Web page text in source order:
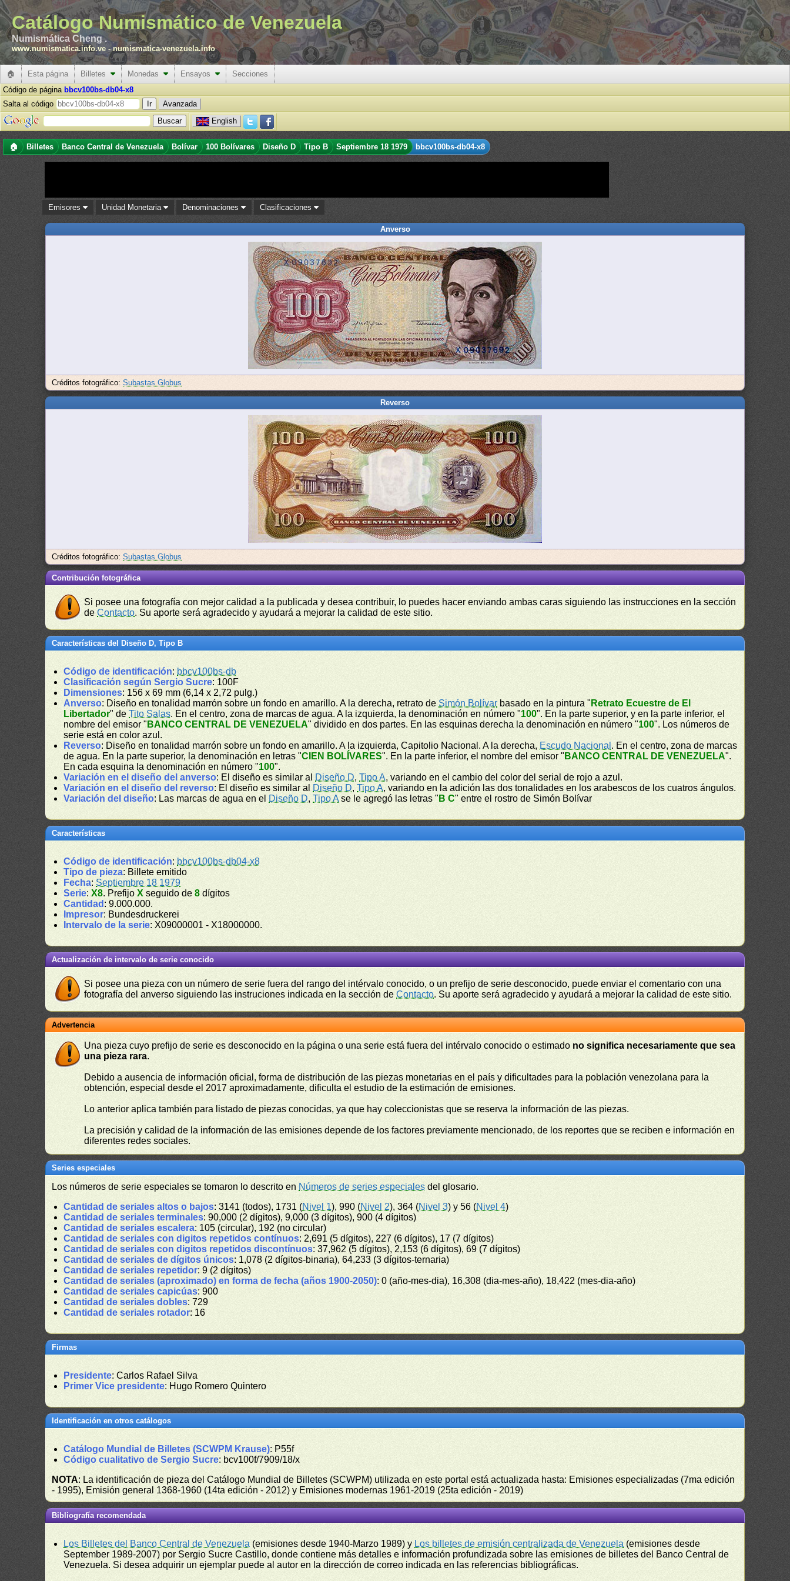
Catálogo Numismático de Venezuela
Numismática Cheng .
www.numismatica.info.ve -numismatica-venezuela.info
🏠 Esta página Billetes Monedas Ensayos
Secciones
Código de página bbcv100bs-db04-x8
Salta al código
Avanzada
English
🏠 Billetes Banco Central de Venezuela Bolívar 100 Bolívares Diseño D Tipo B Septiembre 18 1979 bbcv100bs-db04-x8
Emisores Unidad Monetaria Denominaciones Clasificaciones
Anverso
Créditos fotográfico:Subastas Globus
Reverso
Créditos fotográfico:Subastas Globus
Contribución fotográfica
Si posee una fotografía con mejor calidad a la publicada y desea contribuir, lo puedes hacer enviando ambas caras siguiendo las instrucciones en la sección
deContacto. Su aporte será agradecido y ayudará a mejorar la calidad de este sitio.
Características del Diseño D, Tipo B
Código de identificación: bbcv100bs-db
Clasificación según Sergio Sucre: 100F
Dimensiones: 156 x 69 mm (6,14 x 2,72 pulg.)
Anverso: Diseño en tonalidad marrón sobre un fondo en amarillo. A la derecha, retrato de Simón Bolívar basado en la pintura " Retrato Ecuestre de El
Libertador" deTito Salas. En el centro, zona de marcas de agua. A la izquierda, la denominación en número "100". En la parte superior, y en la parte inferior, el
nombre del emisor " BANCO CENTRAL DE VENEZUELA" dividido en dos partes. En las esquinas derecha la denominación en número "100". Los números de
serie está en color azul.
Reverso: Diseño en tonalidad marrón sobre un fondo en amarillo. A la izquierda, Capitolio Nacional. A la derecha, Escudo Nacional . En el centro, zona de marcas
de agua. En la parte superior, la denominación en letras "CIEN BOLÍVARES". En la parte inferior, el nombre del emisor " BANCO CENTRAL DE VENEZUELA".
En cada esquina la denominación en número "100".
Variación en el diseño del anverso: El diseño es similar al Diseño D,Tipo A, variando en el cambio del color del serial de rojo a azul.
Variación en el diseño del reverso: El diseño es similar al Diseño D,Tipo A, variando en la adición las dos tonalidades en los arabescos de los cuatros ángulos.
Variación del diseño: Las marcas de agua en el Diseño D,Tipo Ase le agregó las letras " B C" entre el rostro de Simón Bolívar
Características
Código de identificación: bbcv100bs-db04-x8
Tipo de pieza: Billete emitido
Fecha: Septiembre 18 1979
Serie:X8. PrefijoX seguido de8 dígitos
Cantidad : 9.000.000.
Impresor: Bundesdruckerei
Intervalo de la serie: X09000001 - X18000000.
Actualización de intervalo de serie conocido
Si posee una pieza con un número de serie fuera del rango del intérvalo conocido, o un prefijo de serie desconocido, puede enviar el comentario con una
fotografía del anverso siguiendo las instruciones indicada en la sección deContacto. Su aporte será agradecido y ayudará a mejorar la calidad de este sitio.
Advertencia
Una pieza cuyo prefijo de serie es desconocido en la página o una serie está fuera del intérvalo conocido o estimado no significa necesariamente que sea
una pieza rara.
Debido a ausencia de información oficial, forma de distribución de las piezas monetarias en el país y dificultades para la población venezolana para la
obtención, especial desde el 2017 aproximadamente, dificulta el estudio de la estimación de emisiones.
Lo anterior aplica también para listado de piezas conocidas, ya que hay coleccionistas que se reserva la información de las piezas.
La precisión y calidad de la información de las emisiones depende de los factores previamente mencionado, de los reportes que se reciben e información en
diferentes redes sociales.
Series especiales
Los números de serie especiales se tomaron lo descrito en Números de series especiales del glosario.
Cantidad de seriales altos o bajos: 3141 (todos), 1731 (Nivel 1), 990 (Nivel 2), 364 (Nivel 3) y 56 (Nivel 4)
Cantidad de seriales terminales: 90,000 (2 dígitos), 9,000 (3 dígitos), 900 (4 dígitos)
Cantidad de seriales escalera: 105 (circular), 192 (no circular)
Cantidad de seriales con digitos repetidos contínuos: 2,691 (5 dígitos), 227 (6 dígitos), 17 (7 dígitos)
Cantidad de seriales con digitos repetidos discontínuos: 37,962 (5 dígitos), 2,153 (6 dígitos), 69 (7 dígitos)
Cantidad de seriales de dígitos únicos: 1,078 (2 dígitos-binaria), 64,233 (3 dígitos-ternaria)
Cantidad de seriales repetidor: 9 (2 dígitos)
Cantidad de seriales (aproximado) en forma de fecha (años 1900-2050): 0 (año-mes-dia), 16,308 (dia-mes-año), 18,422 (mes-dia-año)
Cantidad de seriales capicúas: 900
Cantidad de seriales dobles: 729
Cantidad de seriales rotador: 16
Firmas
Presidente: Carlos Rafael Silva
Primer Vice presidente: Hugo Romero Quintero
Identificación en otros catálogos
Catálogo Mundial de Billetes (SCWPM Krause): P55f
Código cualitativo de Sergio Sucre: bcv100f/7909/18/x
NOTA: La identificación de pieza del Catálogo Mundial de Billetes (SCWPM) utilizada en este portal está actualizada hasta: Emisiones especializadas (7ma edición
- 1995), Emisión general 1368-1960 (14ta edición - 2012) y Emisiones modernas 1961-2019 (25ta edición - 2019)
Bibliografía recomendada
Los Billetes del Banco Central de Venezuela (emisiones desde 1940-Marzo 1989) y Los billetes de emisión centralizada de Venezuela (emisiones desde
September 1989-2007) por Sergio Sucre Castillo, donde contiene más detalles e información profundizada sobre las emisiones de billetes del Banco Central de
Venezuela. Si desea adquirir un ejemplar puede al autor en la dirección de correo indicada en las referencias bibliográficas.